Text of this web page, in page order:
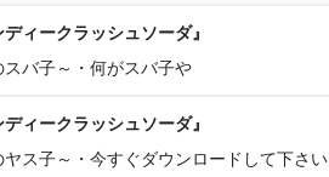
ィークラッシュソーダ』
スバ子～・何がスバ子
ィークラッシュソーダ』
ヤス子～・今すぐダウンロードして下さい